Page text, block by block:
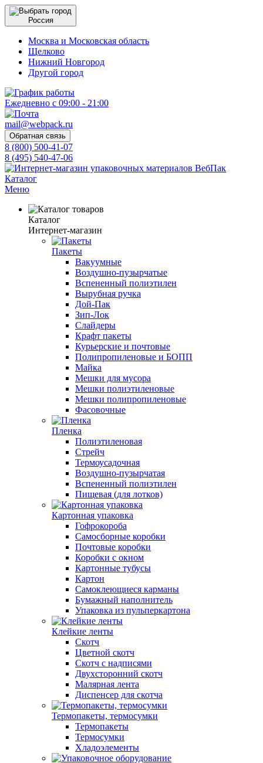
Россия
Москва и Московская область
Щелково
Нижний Новгород
Другой город
Ежедневно с 09:00 - 21:00
mail@webpack.ru
Обратная связь
8 (800) 500-41-07
8 (495) 540-47-06
Каталог
Меню
Каталог
Интернет-магазин
Пакеты
Вакуумные
Воздушно-пузырчатые
Вспененный полиэтилен
Вырубная ручка
Дой-Пак
Зип-Лок
Слайдеры
Крафт пакеты
Курьерские и почтовые
Полипропиленовые и БОПП
Майка
Мешки для мусора
Мешки полиэтиленовые
Мешки полипропиленовые
Фасовочные
Пленка
Полиэтиленовая
Стрейч
Термоусадочная
Воздушно-пузырчатая
Вспененный полиэтилен
Пищевая (для лотков)
Картонная упаковка
Гофрокороба
Самосборные коробки
Почтовые коробки
Коробки с окном
Картонные тубусы
Картон
Самоклеющиеся карманы
Бумажный наполнитель
Упаковка из пульперкартона
Клейкие ленты
Скотч
Цветной скотч
Скотч с надписями
Двухсторонний скотч
Малярная лента
Диспенсер для скотча
Термопакеты, термосумки
Термопакеты
Термосумки
Хладоэлементы